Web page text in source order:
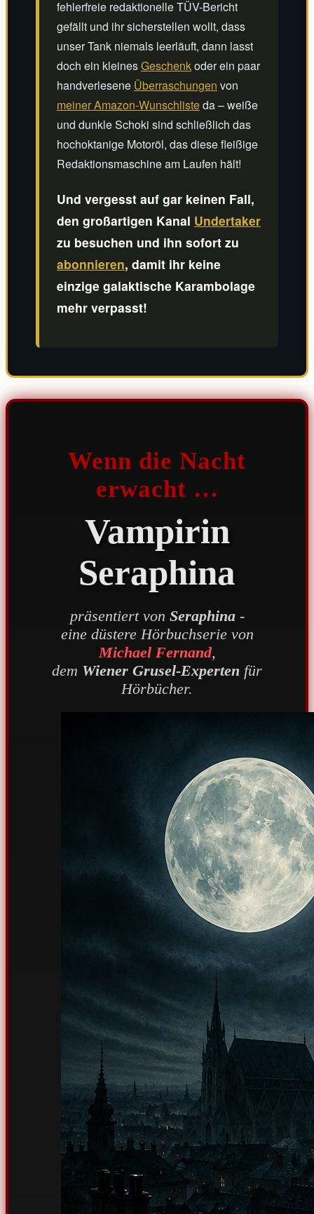
fehlerfreie redaktionelle TÜV-Bericht
gefällt und ihr sicherstellen wollt, dass
unser Tank niemals leerläuft, dann lasst
doch ein kleinesGeschenkoder ein paar
handverlesene Überraschungen von
meiner Amazon-Wunschlisteda – weiße
und dunkle Schoki sind schließlich das
hochoktanige Motoröl, das diese fleißige
Redaktionsmaschine am Laufen hält!
Und vergesst auf gar keinen Fall,
den großartigen Kanal Undertaker
zu besuchen und ihn sofort zu
abonnieren, damit ihr keine
einzige galaktische Karambolage
mehr verpasst!
Wenn die Nacht
erwacht …
Vampirin
Seraphina
präsentiert von Seraphina-
eine düstere Hörbuchserie von
Michael Fernand,
dem Wiener Grusel-Experten für
Hörbücher.